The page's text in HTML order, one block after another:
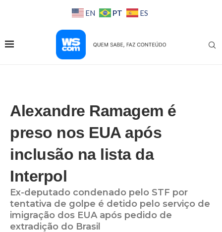
EN PT ES
Alexandre Ramagem é
preso nos EUA após
inclusão na lista da
Interpol
Ex-deputado condenado pelo STF por
tentativa de golpe é detido pelo serviço de
imigração dos EUA após pedido de
extradição do Brasil